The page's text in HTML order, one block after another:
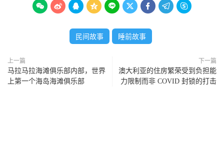
        
民间故事 睡前故事
上一篇
马拉马拉海滩俱乐部内部，世界
上第一个海岛海滩俱乐部
下一篇
澳大利亚的住房繁荣受到负担能
力限制而非 COVID 封锁的打击